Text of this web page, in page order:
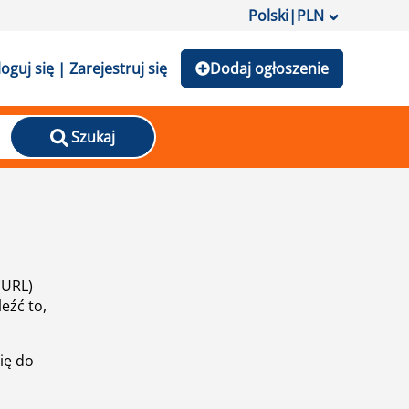
Polski|PLN
się | Zarejestruj się Dodaj ogłoszenie
Szukaj
to,
do